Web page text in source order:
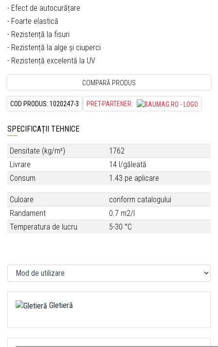
- Efect de autocurățare
- Foarte elastică
- Rezistență la fisuri
- Rezistență la alge și ciuperci
- Rezistență excelentă la UV
COMPARĂ PRODUS
COD PRODUS: 1020247-3 PRET-PARTENER:
SPECIFICAȚII TEHNICE
Densitate (kg/m³)
1762
Livrare
14 l/găleată
Consum
1.43 pe aplicare
Culoare
conform catalogului
Randament
0.7 m2/l
Temperatura de lucru
5-30 °C
Gletieră